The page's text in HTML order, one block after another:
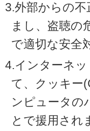
3.外部からの
まし、盗聴の
で適切な安全
4.インターネ
て、クッキー
ンピュータの
とで援用され